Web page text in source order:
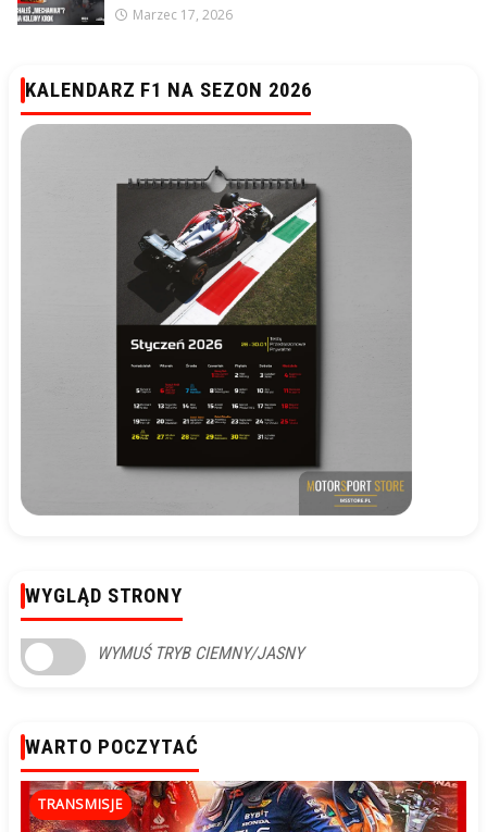
Marzec 17, 2026
KALENDARZ F1 NA SEZON 2026
WYGLĄD STRONY
WYMUŚ TRYB CIEMNY/JASNY
WARTO POCZYTAĆ
TRANSMISJE